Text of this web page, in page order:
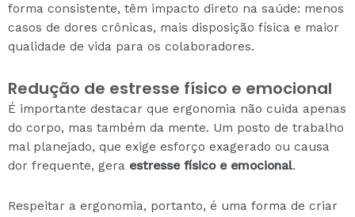
forma consistente, têm impacto direto na saúde: menos
casos de dores crônicas, mais disposição física e maior
qualidade de vida para os colaboradores.
Redução de estresse físico e emocional
É importante destacar que ergonomia não cuida apenas
do corpo, mas também da mente. Um posto de trabalho
mal planejado, que exige esforço exagerado ou causa
dor frequente, gera estresse físico e emocional.
Respeitar a ergonomia, portanto, é uma forma de criar